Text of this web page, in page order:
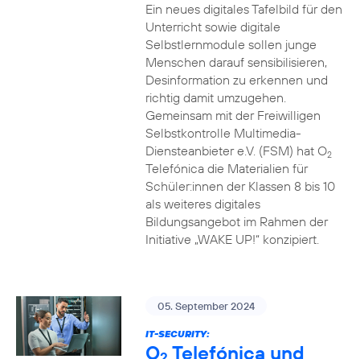
Ein neues digitales Tafelbild für den
Unterricht sowie digitale
Selbstlernmodule sollen junge
Menschen darauf sensibilisieren,
Desinformation zu erkennen und
richtig damit umzugehen.
Gemeinsam mit der Freiwilligen
Selbstkontrolle Multimedia-
Diensteanbieter e.V. (FSM) hat O2
Telefónica die Materialien für
Schüler:innen der Klassen 8 bis 10
als weiteres digitales
Bildungsangebot im Rahmen der
Initiative „WAKE UP!“ konzipiert.
05. September 2024
IT-SECURITY:
O Telefónica und